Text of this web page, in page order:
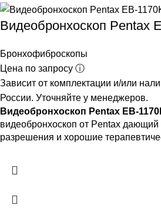
Видеобронхоскоп Pentax
Бронхофиброскопы
Цена по запросу ⓘ
Зависит от комплектации и/или
России. Уточняйте у менеджеров.
Видеобронхоскоп Pentax EB-
видеобронхоскоп от Pentax
разрешения и хорошие